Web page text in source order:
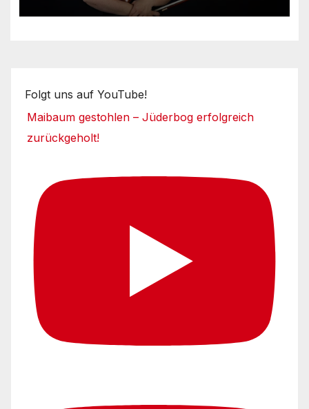
Folgt uns auf YouTube!
Maibaum gestohlen – Jüderbog erfolgreich
zurückgeholt!